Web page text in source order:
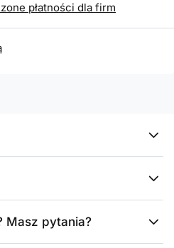
płatności dla firm
Masz pytania?